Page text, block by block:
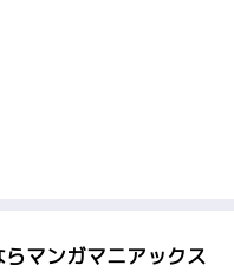
マンガマニアックス